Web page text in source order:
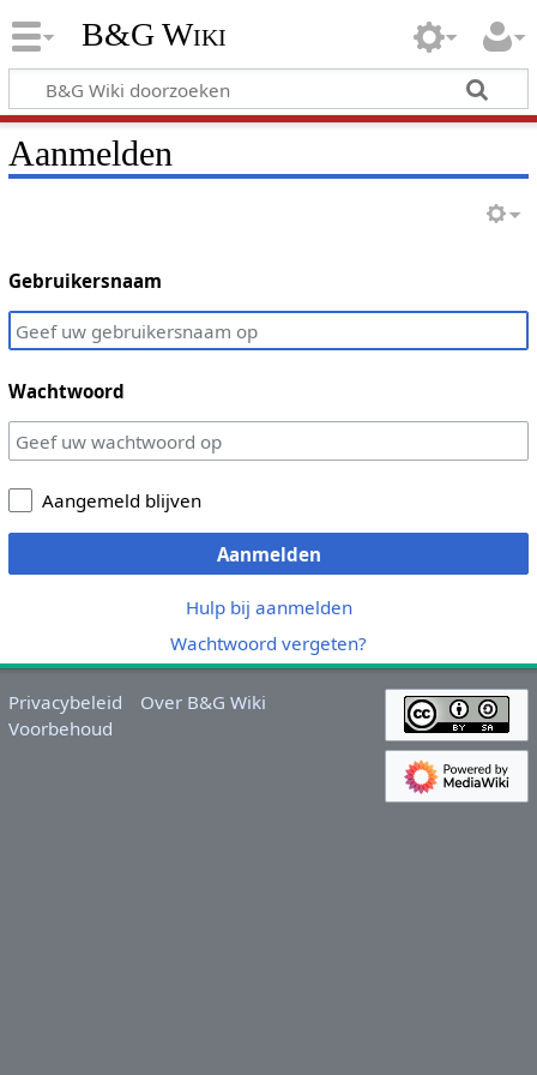
B&G Wiki
Aanmelden
Gebruikersnaam
Wachtwoord
Aangemeld blijven
Aanmelden
Hulp bij aanmelden
Wachtwoord vergeten?
Privacybeleid
Over B&G Wiki
Voorbehoud